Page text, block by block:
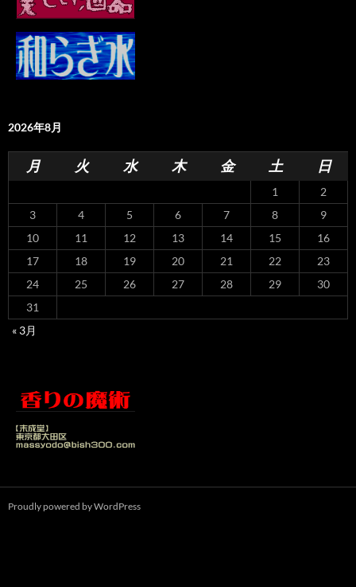
2026年8月
月 火 水 木 金 土 日
1
2
3
4 5 6 7 8
9
10
11 12 13 14 15
16
17
18 19 20 21 22
23
24
25 26 27 28 29
30
31
« 3月
Proudly powered by WordPress